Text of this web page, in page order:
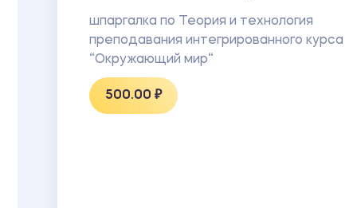
шпаргалка по Теория и технология
преподавания интегрированного курса
“Окружающий мир“
500.00 ₽